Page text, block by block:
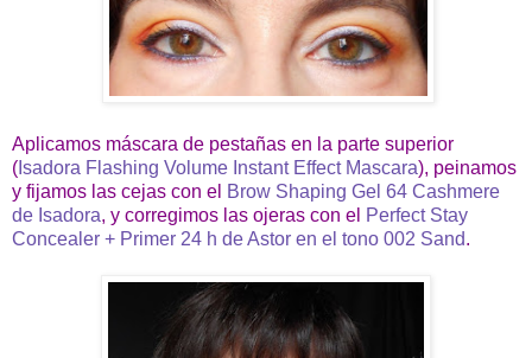
Aplicamos máscara de pestañas en la parte superior
( Isadora Flashing Volume Instant Effect Mascara), peinamos
y fijamos las cejas con el Brow Shaping Gel 64 Cashmere
de Isadora, y corregimos las ojeras con el Perfect Stay
Concealer + Primer 24 h de Astor en el tono 002 Sand.